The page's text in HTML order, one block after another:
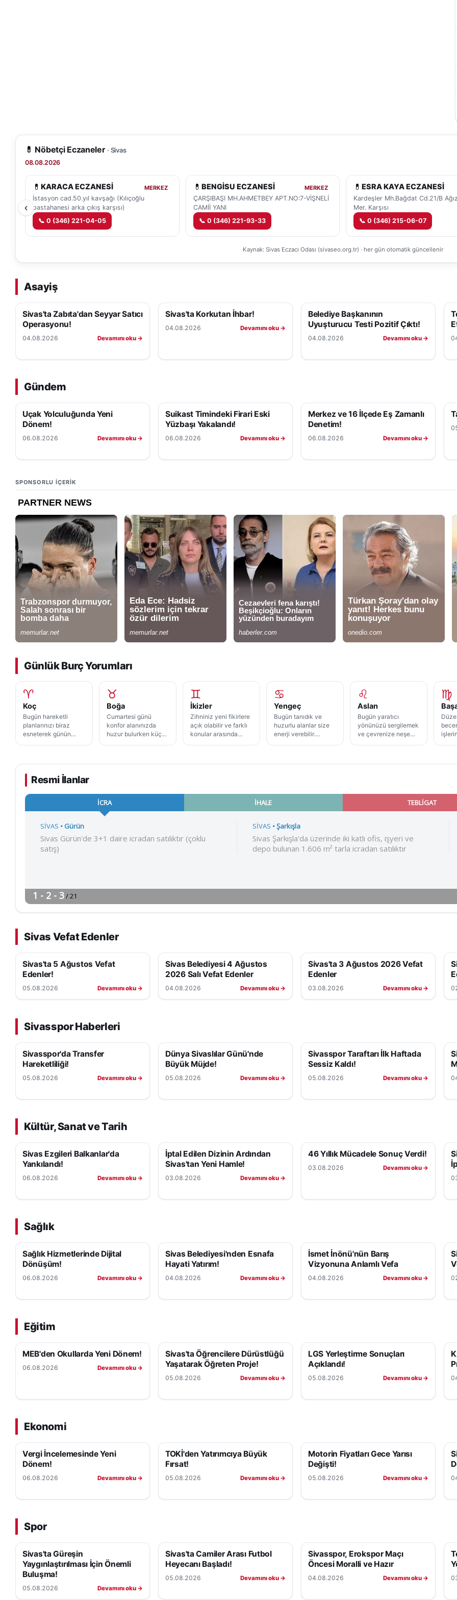
💊 Nöbetçi Eczaneler · Sivas
08.08.2026
‹
💊 KARACA ECZANESİ MERKEZ
İstasyon cad.50.yıl kavşağı (Kılıçoğlu
pastahanesi arka çıkış karşısı)
📞 0 (346) 221-04-05
💊 BENGİSU ECZANESİ MERKEZ
ÇARŞIBAŞI MH.AHMETBEY APT.NO:7-VİŞNELİ
CAMİİ YANI
📞 0 (346) 221-93-33
💊 ESRA KAYA ECZANESİ
Kardeşler Mh.Bağdat Cd.21/B
Mer. Karşısı
📞 0 (346) 215-06-07
Kaynak: Sivas Eczacı Odası (sivaseo.org.tr) · her gün otomatik güncellenir
Asayiş
Sivas'ta Zabıta'dan Seyyar Satıcı
Operasyonu!
04.08.2026 Devamını oku →
Sivas'ta Korkutan İhbar!
04.08.2026 Devamını oku →
Belediye Başkanının
Uyuşturucu Testi Pozitif Çıktı!
04.08.2026 Devamını oku →
Gündem
Uçak Yolculuğunda Yeni
Dönem!
06.08.2026 Devamını oku →
Suikast Timindeki Firari Eski
Yüzbaşı Yakalandı!
06.08.2026 Devamını oku →
Merkez ve 16 İlçede Eş Zamanlı
Denetim!
06.08.2026 Devamını oku →
SPONSORLU IÇERIK
Günlük Burç Yorumları
♈
Koç
Bugün hareketli
planlarınızı biraz
esneterek günün
cesaretinizi dengeli
biçimde kullanmanız
iyi gelebilir.
♉
Boğa
Cumartesi günü
konfor alanınızda
huzur bulurken küçük
♊
İkizler
Zihniniz yeni fikirlere
açık olabilir ve farklı
konular arasında
♋
Yengeç
Bugün tanıdık ve
huzurlu alanlar size
enerji verebilir.
♌
Aslan
Bugün yaratıcı
yönünüzü sergilemek
ve çevrenize neşe
♍
Resmi İlanlar
Sivas Vefat Edenler
Sivas'ta 5 Ağustos Vefat
Edenler!
05.08.2026 Devamını oku →
Sivas Belediyesi 4 Ağustos
2026 Salı Vefat Edenler
04.08.2026 Devamını oku →
Sivas'ta 3 Ağustos 2026 Vefat
Edenler
03.08.2026 Devamını oku →
Sivasspor Haberleri
Sivasspor'da Transfer
Hareketliliği!
05.08.2026 Devamını oku →
Dünya Sivaslılar Günü'nde
Büyük Müjde!
05.08.2026 Devamını oku →
Sivasspor Taraftarı İlk Haftada
Sessiz Kaldı!
05.08.2026 Devamını oku →
Kültür, Sanat ve Tarih
Sivas Ezgileri Balkanlar'da
Yankılandı!
06.08.2026 Devamını oku →
İptal Edilen Dizinin Ardından
Sivas'tan Yeni Hamle!
03.08.2026 Devamını oku →
46 Yıllık Mücadele Sonuç Verdi!
03.08.2026 Devamını oku →
Sağlık
Sağlık Hizmetlerinde Dijital
Dönüşüm!
06.08.2026 Devamını oku →
Sivas Belediyesi'nden Esnafa
Hayati Yatırım!
04.08.2026 Devamını oku →
İsmet İnönü'nün Barış
Vizyonuna Anlamlı Vefa
04.08.2026 Devamını oku →
Eğitim
MEB'den Okullarda Yeni Dönem!
06.08.2026 Devamını oku →
Sivas'ta Öğrencilere Dürüstlüğü
Yaşatarak Öğreten Proje!
05.08.2026 Devamını oku →
LGS Yerleştirme Sonuçları
Açıklandı!
05.08.2026 Devamını oku →
Ekonomi
Vergi İncelemesinde Yeni
Dönem!
06.08.2026 Devamını oku →
TOKİ'den Yatırımcıya Büyük
Fırsat!
05.08.2026 Devamını oku →
Motorin Fiyatları Gece Yarısı
Değişti!
05.08.2026 Devamını oku →
Spor
Sivas'ta Güreşin
Yaygınlaştırılması İçin Önemli
Buluşma!
05.08.2026 Devamını oku →
Sivas'ta Camiler Arası Futbol
Heyecanı Başladı!
05.08.2026 Devamını oku →
Sivasspor, Erokspor Maçı
Öncesi Moralli ve Hazır
04.08.2026 Devamını oku →